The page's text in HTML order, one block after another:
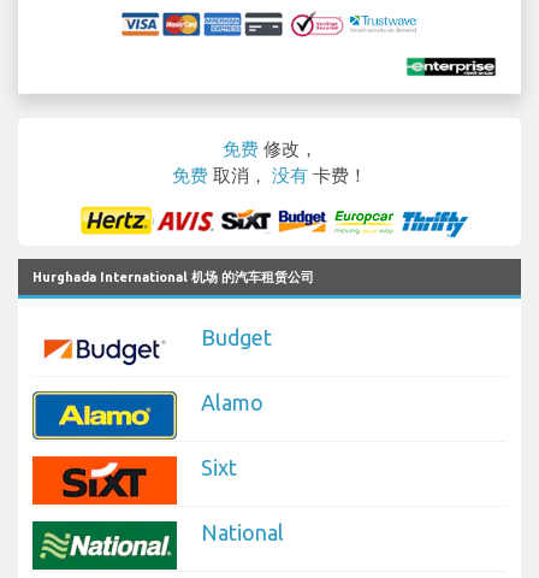
免费 修改，
免费 取消， 没有 卡费！
Hurghada International 机场 的汽车租赁公司
Budget
Alamo
Sixt
National